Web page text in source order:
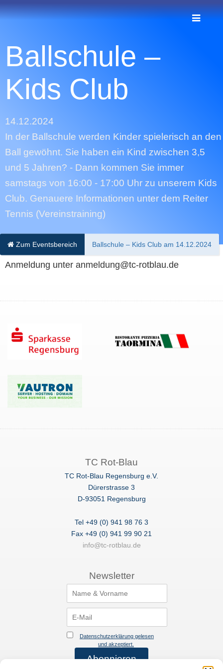
Ballschule –
Kids Club
14.12.2024
In der Ballschule werden Kinder spielerisch an den
Ball gewöhnt. Sie haben ein Kind zwischen 3,5
und 5 Jahren? - Dann kommen Sie immer
samstags von 16:00 - 17:00 Uhr zu unserem Kids
Club. Genauere Informationen unter dem Reiter
Tennis (Vereinstraining)
Zum Eventsbereich Ballschule – Kids Club am 14.12.2024
Anmeldung unter anmeldung@tc-rotblau.de
TC Rot-Blau
TC Rot-Blau Regensburg e.V.
Dürerstrasse 3
D-93051 Regensburg
Tel +49 (0) 941 98 76 3
Fax +49 (0) 941 99 90 21
info@tc-rotblau.de
Newsletter
Datenschutzerklärung gelesen
und akzeptiert.